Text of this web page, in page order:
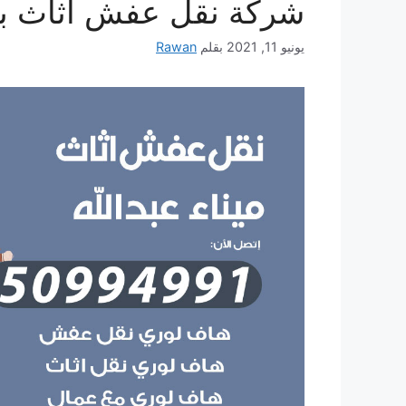
شركة نقل عفش أثاث
يونيو 11, 2021 بقلم Rawan